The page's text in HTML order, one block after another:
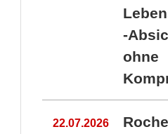
-
ohne
22.07.2026